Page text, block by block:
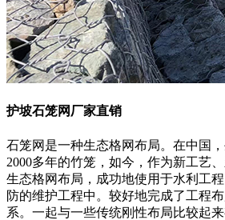
护坡石笼网厂家直销
石笼网是一种生态格网布局。在中国
2000多年的竹笼，如今，作为新工艺
生态格网布局，成功地使用于水利工
防的维护工程中。较好地完成了工程
系。一起与一些传统刚性布局比较起